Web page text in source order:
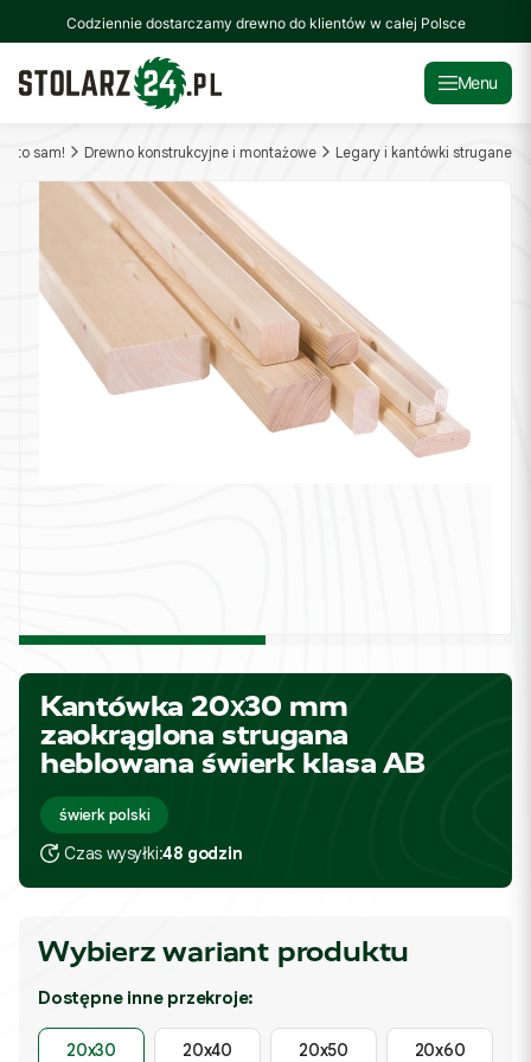
Codziennie dostarczamy drewno do klientów w całej Polsce
Menu
to sam! Drewno konstrukcyjne i montażowe Legary i kantówki strugane
Kantówka 20x30 mm
zaokrąglona strugana
heblowana świerk klasa AB
świerk polski
Czas wysyłki:48 godzin
Wybierz wariant produktu
Dostępne inne przekroje:
20x30 20x40 20x50 20x60